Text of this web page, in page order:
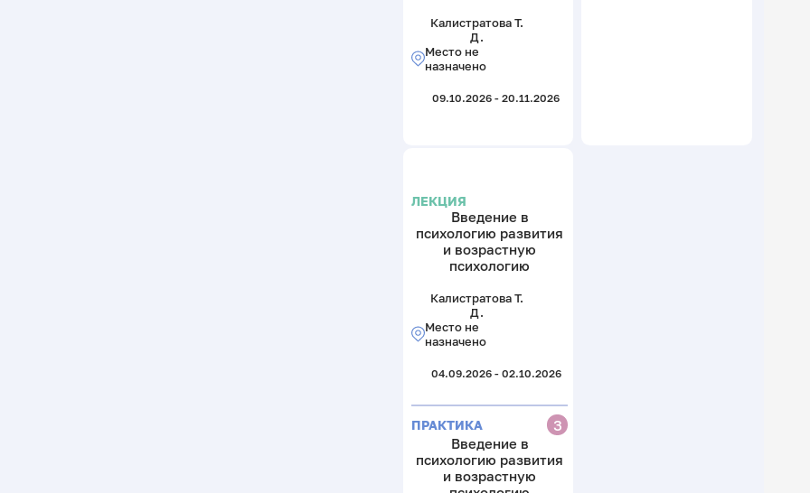
Калистратова Т.
Д.
Место не
назначено
09.10.2026 - 20.11.2026
ЛЕКЦИЯ
Введение в
психологию развития
и возрастную
психологию
Калистратова Т.
Д.
Место не
назначено
04.09.2026 - 02.10.2026
ПРАКТИКА
З
Введение в
психологию развития
и возрастную